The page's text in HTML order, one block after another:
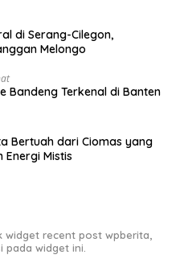
di Serang-Cilegon,
Melongo
Bandeng Terkenal di Banten
Bertuah dari Ciomas yang
Energi Mistis
widget recent post wpberita,
pada widget ini.